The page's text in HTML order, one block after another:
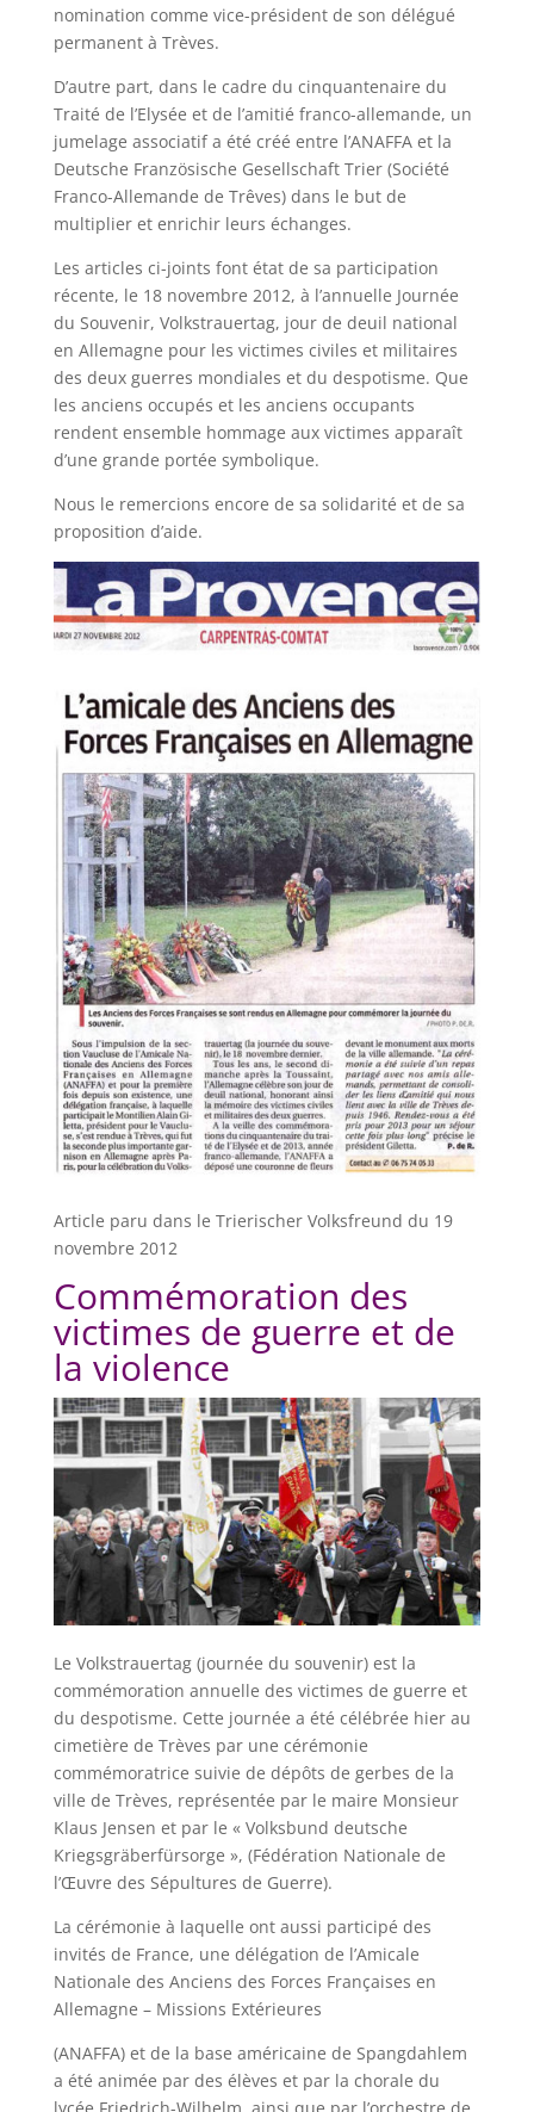
nomination comme vice-président de son délégué
permanent à Trèves.
D’autre part, dans le cadre du cinquantenaire du
Traité de l’Elysée et de l’amitié franco-allemande, un
jumelage associatif a été créé entre l’ANAFFA et la
Deutsche Französische Gesellschaft Trier (Société
Franco-Allemande de Trêves) dans le but de
multiplier et enrichir leurs échanges.
Les articles ci-joints font état de sa participation
récente, le 18 novembre 2012, à l’annuelle Journée
du Souvenir, Volkstrauertag, jour de deuil national
en Allemagne pour les victimes civiles et militaires
des deux guerres mondiales et du despotisme. Que
les anciens occupés et les anciens occupants
rendent ensemble hommage aux victimes apparaît
d’une grande portée symbolique.
Nous le remercions encore de sa solidarité et de sa
proposition d’aide.
Article paru dans le Trierischer Volksfreund du 19
novembre 2012
Commémoration des
victimes de guerre et de
la violence
Le Volkstrauertag (journée du souvenir) est la
commémoration annuelle des victimes de guerre et
du despotisme. Cette journée a été célébrée hier au
cimetière de Trèves par une cérémonie
commémoratrice suivie de dépôts de gerbes de la
ville de Trèves, représentée par le maire Monsieur
Klaus Jensen et par le « Volksbund deutsche
Kriegsgräberfürsorge », (Fédération Nationale de
l’Œuvre des Sépultures de Guerre).
La cérémonie à laquelle ont aussi participé des
invités de France, une délégation de l’Amicale
Nationale des Anciens des Forces Françaises en
Allemagne – Missions Extérieures
(ANAFFA) et de la base américaine de Spangdahlem
a été animée par des élèves et par la chorale du
lycée Friedrich-Wilhelm, ainsi que par l’orchestre de